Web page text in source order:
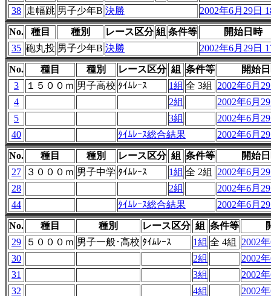
38 走幅跳 男子少年B 決勝 2002年6月29日
No. 種目 種別 レース区分 組 条件等
開始日時
35 砲丸投 男子少年B 決勝 2002年6月29日
No. 種目 種別 レース区分 組 条件等
開始
3
１５００ｍ 男子高校 ﾀｲﾑﾚｰｽ 1組 全 3組
2002年6月
4
2組
2002年6月
5
3組
2002年6月
40
ﾀｲﾑﾚｰｽ総合結果 2002年6月
No. 種目 種別 レース区分 組 条件等
開始
27
３０００ｍ 男子中学 ﾀｲﾑﾚｰｽ 1組 全 2組
2002年6月
28
2組
2002年6月
44
ﾀｲﾑﾚｰｽ総合結果 2002年6月
No. 種目 種別 レース区分 組 条件等
29
５０００ｍ 男子一般･高校 ﾀｲﾑﾚｰｽ 1組 全 4組
2002
30
2組
2002
31
3組
2002
32
4組
2002